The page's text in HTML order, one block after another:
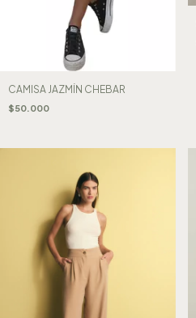
CAMISA JAZMÍN CHEBAR
$50.000